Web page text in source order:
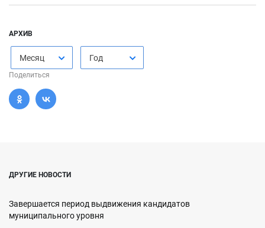
АРХИВ
Месяц Год
Поделиться
ДРУГИЕ НОВОСТИ
Завершается период выдвижения кандидатов
муниципального уровня